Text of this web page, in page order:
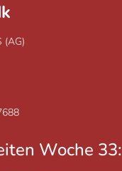
(AG)
Woche 33: